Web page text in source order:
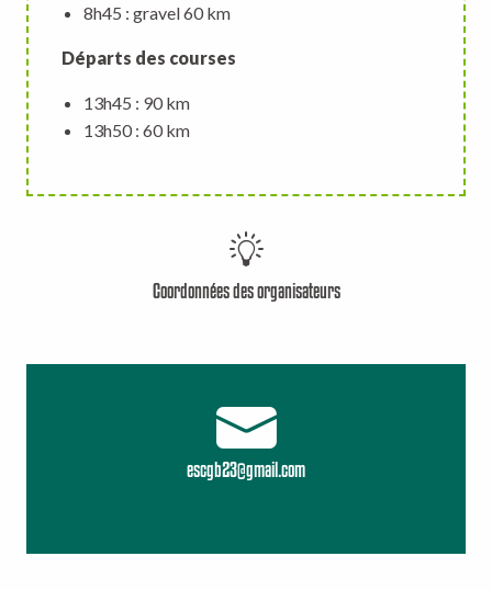
8h45 : gravel 60 km
Départs des courses
13h45 : 90 km
13h50 : 60 km
Coordonnées des organisateurs
escgb23@gmail.com